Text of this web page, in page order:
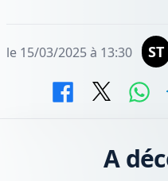
le 15/03/2025 à 13:30 ST
A